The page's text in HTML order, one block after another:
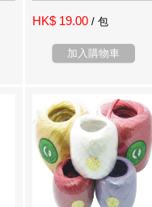
HK$ 19.00 / 包
加入購物車